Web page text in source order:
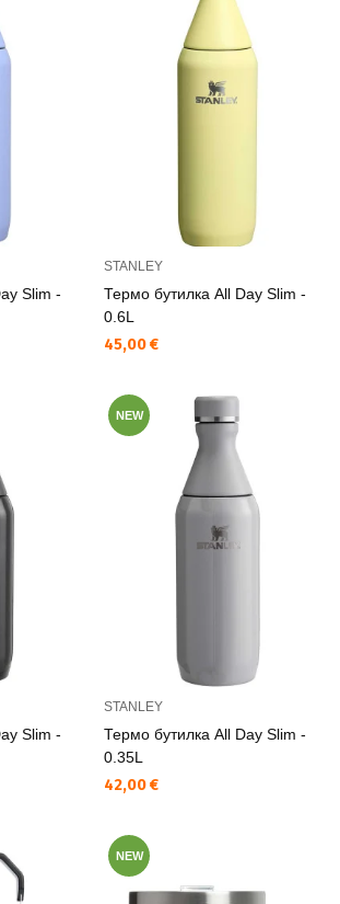
Slim -
STANLEY
Термо бутилка All Day Slim -
0.6L
Текуща цена:
45,00 €
Slim -
NEW
STANLEY
Термо бутилка All Day Slim -
0.35L
Текуща цена:
42,00 €
NEW